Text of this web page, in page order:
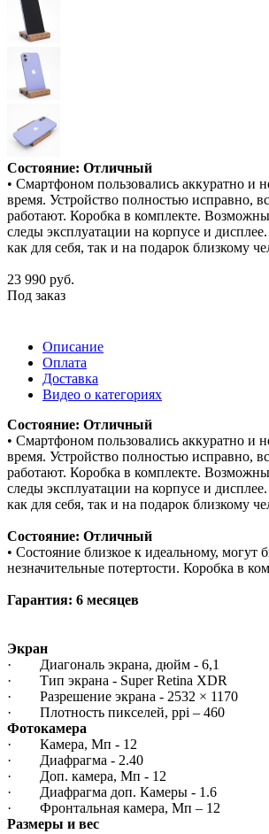
Состояние: Отличный
• Смартфоном пользовались аккуратно и
время. Устройство полностью исправно,
работают. Коробка в комплекте.
следы эксплуатации на корпусе и
как для себя, так и на подарок близкому
23 990 руб.
Под заказ
Описание
Оплата
Доставка
Видео о категориях
Состояние: Отличный
• Смартфоном пользовались аккуратно и
время. Устройство полностью исправно,
работают. Коробка в комплекте.
следы эксплуатации на корпусе и
как для себя, так и на подарок близкому
Состояние: Отличный
• Состояние близкое к идеальному, могут
незначительные потертости. Коробка в
Гарантия: 6 месяцев
Экран
· Диагональ экрана, дюйм - 6,1
· Тип экрана - Super Retina XDR
· Разрешение экрана - 2532 × 1170
· Плотность пикселей, ppi – 460
Фотокамера
· Камера, Мп - 12
· Диафрагма - 2.40
· Доп. камера, Мп - 12
· Диафрагма доп. Камеры - 1.6
· Фронтальная камера, Мп – 12
Размеры и вес